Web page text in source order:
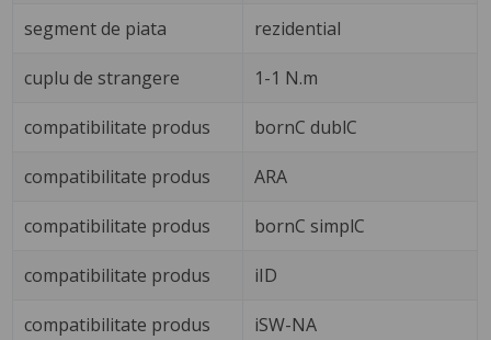
segment de piata rezidential
cuplu de strangere 1-1 N.m
compatibilitate produs bornC dublC
compatibilitate produs ARA
compatibilitate produs bornC simplC
compatibilitate produs iID
compatibilitate produs iSW-NA